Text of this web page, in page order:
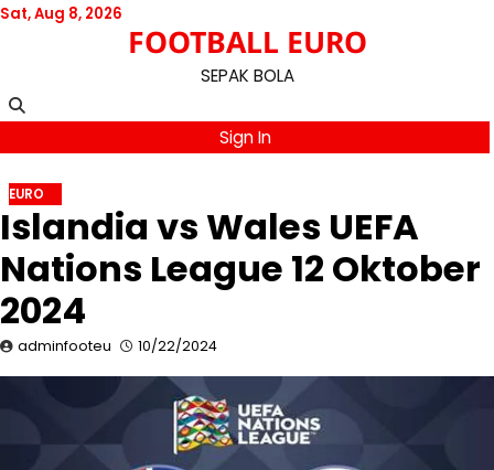
Skip
Sat, Aug 8, 2026
FOOTBALL EURO
SEPAK BOLA
Sign In
EURO
Islandia vs Wales UEFA
Nations League 12 Oktober
2024
adminfooteu 10/22/2024